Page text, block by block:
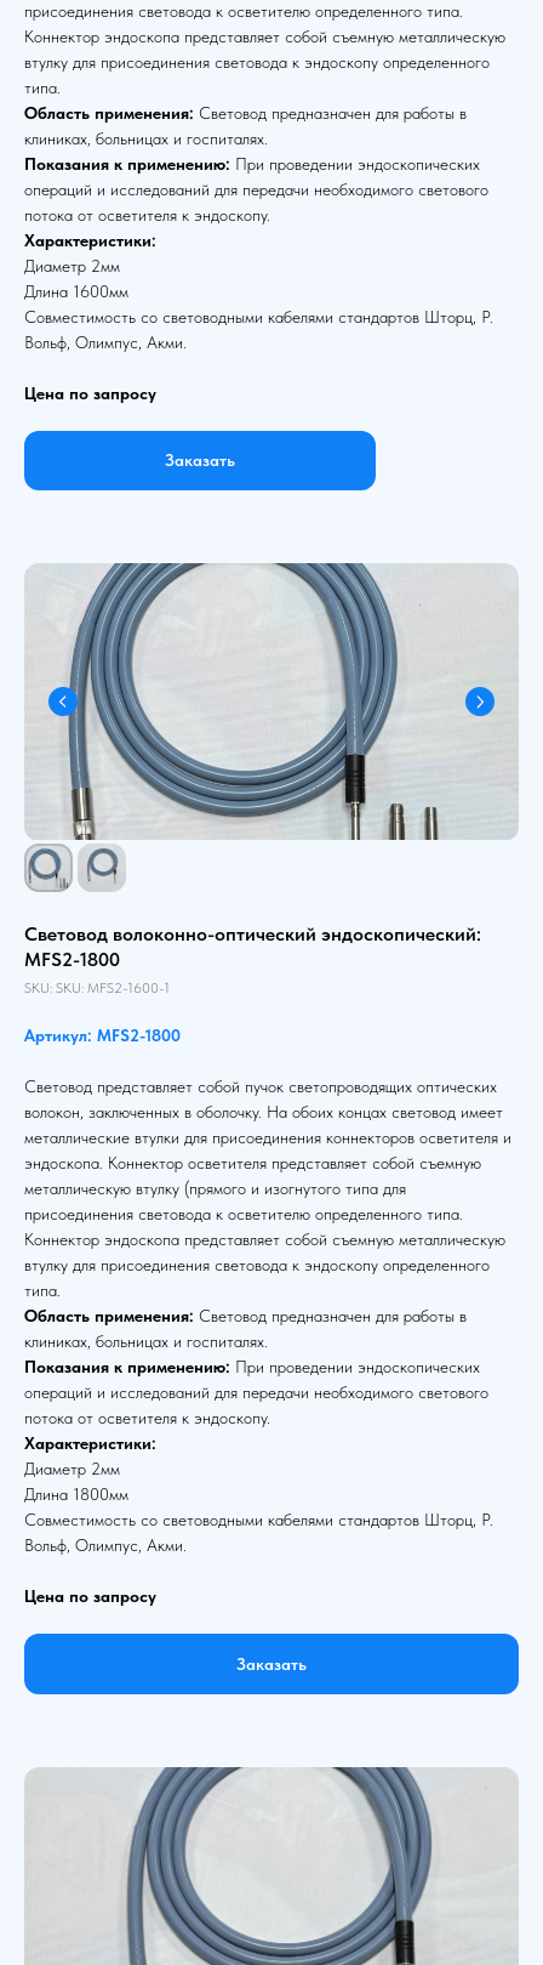
присоединения световода к осветителю определенного типа.
Коннектор эндоскопа представляет собой съемную металлическую
втулку для присоединения световода к эндоскопу определенного
типа.
Область применения: Световод предназначен для работы в
клиниках, больницах и госпиталях.
Показания к применению: При проведении эндоскопических
операций и исследований для передачи необходимого светового
потока от осветителя к эндоскопу.
Характеристики:
Диаметр 2мм
Длина 1600мм
Совместимость со световодными кабелями стандартов Шторц, Р.
Вольф, Олимпус, Акми.
Цена по запросу
Заказать
Световод волоконно-оптический эндоскопический:
MFS2-1800
SKU: SKU: MFS2-1600-1
Артикул: MFS2-1800
Световод представляет собой пучок светопроводящих оптических
волокон, заключенных в оболочку. На обоих концах световод имеет
металлические втулки для присоединения коннекторов осветителя и
эндоскопа. Коннектор осветителя представляет собой съемную
металлическую втулку (прямого и изогнутого типа для
присоединения световода к осветителю определенного типа.
Коннектор эндоскопа представляет собой съемную металлическую
втулку для присоединения световода к эндоскопу определенного
типа.
Область применения: Световод предназначен для работы в
клиниках, больницах и госпиталях.
Показания к применению: При проведении эндоскопических
операций и исследований для передачи необходимого светового
потока от осветителя к эндоскопу.
Характеристики:
Диаметр 2мм
Длина 1800мм
Совместимость со световодными кабелями стандартов Шторц, Р.
Вольф, Олимпус, Акми.
Цена по запросу
Заказать